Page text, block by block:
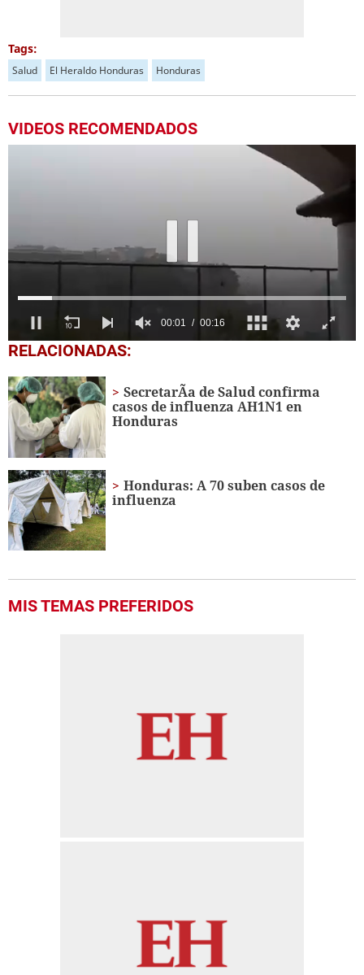
Tags:
Salud El Heraldo Honduras Honduras
VIDEOS RECOMENDADOS
0
seconds
15
seconds
RELACIONADAS:
SecretarÃ­a de Salud confirma
casos de influenza AH1N1 en
Honduras
Honduras: A 70 suben casos de
influenza
MIS TEMAS PREFERIDOS